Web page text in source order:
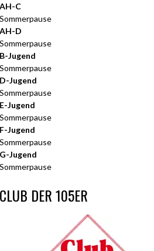
AH-C
Sommerpause
AH-D
Sommerpause
B-Jugend
Sommerpause
D-Jugend
Sommerpause
E-Jugend
Sommerpause
F-Jugend
Sommerpause
G-Jugend
Sommerpause
CLUB DER 105ER